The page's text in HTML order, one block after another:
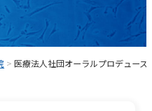
>医療法人社団オーラルプロデュー